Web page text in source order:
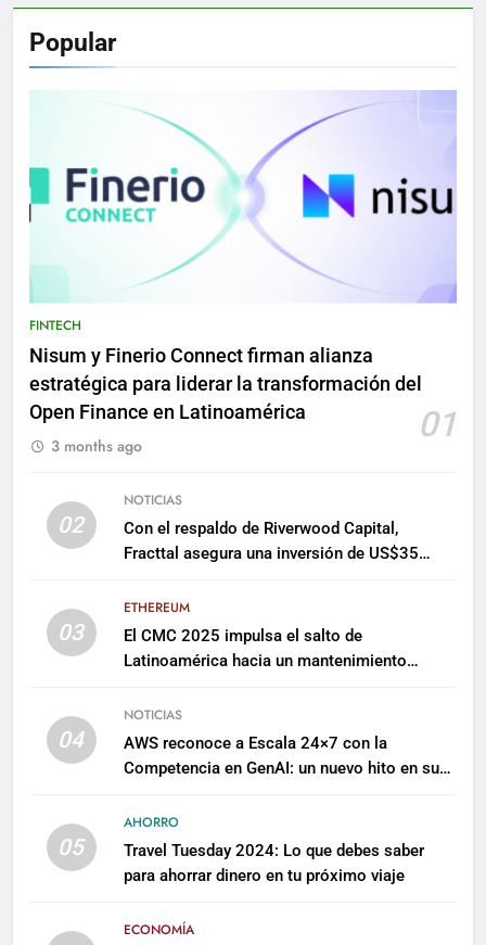
Popular
FINTECH
Nisum y Finerio Connect firman alianza
estratégica para liderar la transformación del
Open Finance en Latinoamérica
01
3 months ago
02
NOTICIAS
Con el respaldo de Riverwood Capital,
Fracttal asegura una inversión de US$35
03
ETHEREUM
El CMC 2025 impulsa el salto de
Latinoamérica hacia un mantenimiento
04
NOTICIAS
AWS reconoce a Escala 24×7 con la
Competencia en GenAI: un nuevo hito en su
05
AHORRO
Travel Tuesday 2024: Lo que debes saber
para ahorrar dinero en tu próximo viaje
ECONOMÍA